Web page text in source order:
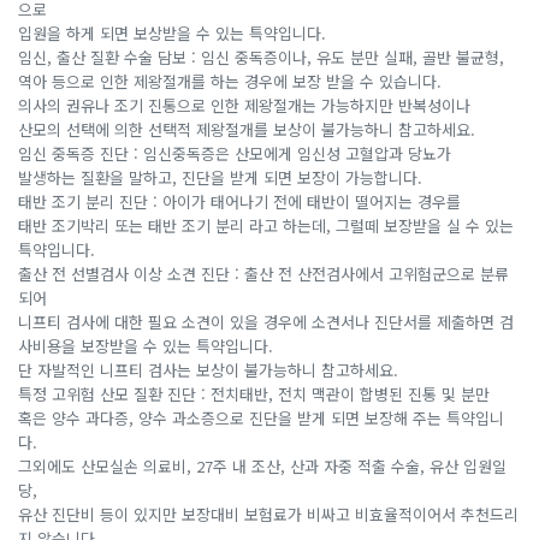
으로
입원을 하게 되면 보상받을 수 있는 특약입니다.
임신, 출산 질환 수술 담보 : 임신 중독증이나, 유도 분만 실패, 골반 불균형,
역아 등으로 인한 제왕절개를 하는 경우에 보장 받을 수 있습니다.
의사의 권유나 조기 진통으로 인한 제왕절개는 가능하지만 반복성이나
산모의 선택에 의한 선택적 제왕절개를 보상이 불가능하니 참고하세요.
임신 중독증 진단 : 임신중독증은 산모에게 임신성 고혈압과 당뇨가
발생하는 질환을 말하고, 진단을 받게 되면 보장이 가능합니다.
태반 조기 분리 진단 : 아이가 태어나기 전에 태반이 떨어지는 경우를
태반 조기박리 또는 태반 조기 분리 라고 하는데, 그럴떼 보장받을 실 수 있는
특약입니다.
출산 전 선별검사 이상 소견 진단 : 출산 전 산전검사에서 고위험군으로 분류
되어
니프티 검사에 대한 필요 소견이 있을 경우에 소견서나 진단서를 제출하면 검
사비용을 보장받을 수 있는 특약입니다.
단 자발적인 니프티 검사는 보상이 불가능하니 참고하세요.
특정 고위험 산모 질환 진단 : 전치태반, 전치 맥관이 합병된 진통 및 분만
혹은 양수 과다증, 양수 과소증으로 진단을 받게 되면 보장해 주는 특약입니
다.
그외에도 산모실손 의료비, 27주 내 조산, 산과 자중 적출 수술, 유산 입원일
당,
유산 진단비 등이 있지만 보장대비 보험료가 비싸고 비효율적이어서 추천드리